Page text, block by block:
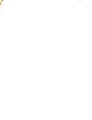
べてのジュエリー